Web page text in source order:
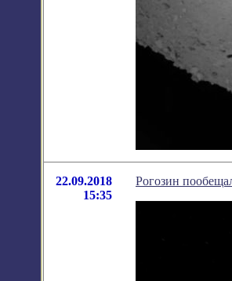
22.09.2018
15:35
Рогозин